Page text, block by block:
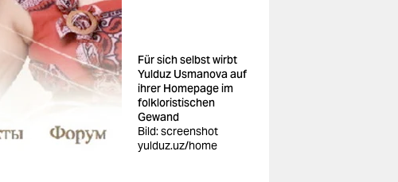
Für sich selbst wirbt
Yulduz Usmanova auf
ihrer Homepage im
folkloristischen
Gewand
Bild: screenshot
yulduz.uz/home